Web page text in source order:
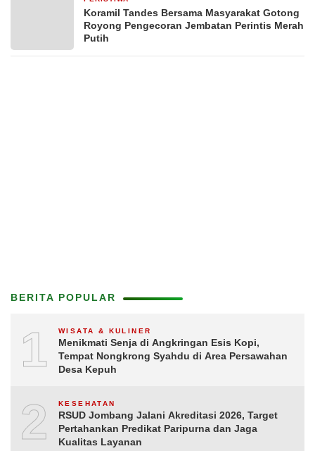
Koramil Tandes Bersama Masyarakat Gotong
Royong Pengecoran Jembatan Perintis Merah
Putih
BERITA POPULAR
1 WISATA & KULINER
Menikmati Senja di Angkringan Esis Kopi,
Tempat Nongkrong Syahdu di Area Persawahan
Desa Kepuh
2 KESEHATAN
RSUD Jombang Jalani Akreditasi 2026, Target
Pertahankan Predikat Paripurna dan Jaga
Kualitas Layanan